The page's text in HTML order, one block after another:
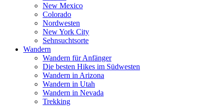
New Mexico
Colorado
Nordwesten
New York City
Sehnsuchtsorte
Wandern
Wandern für Anfänger
Die besten Hikes im Südwesten
Wandern in Arizona
Wandern in Utah
Wandern in Nevada
Trekking